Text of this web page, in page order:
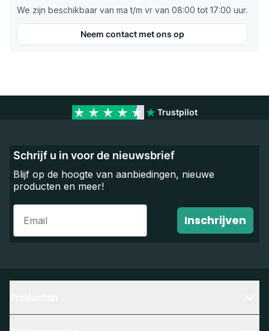
We zijn beschikbaar van ma t/m vr van 08:00 tot 17:00 uur.
Neem contact met ons op
Trustpilot
Schrijf u in voor de nieuwsbrief
Blijf op de hoogte van aanbiedingen, nieuwe
producten en meer!
Email
Inschrijven